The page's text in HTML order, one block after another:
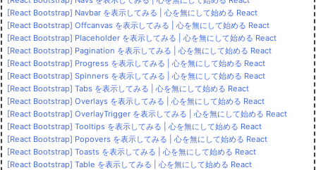
[React Bootstrap] Navbar を表示してみる | 心を無にして始める React
[React Bootstrap] Offcanvas を表示してみる | 心を無にして始める React
[React Bootstrap] Placeholder を表示してみる | 心を無にして始める React
[React Bootstrap] Pagination を表示してみる | 心を無にして始める React
[React Bootstrap] Progress を表示してみる | 心を無にして始める React
[React Bootstrap] Spinners を表示してみる | 心を無にして始める React
[React Bootstrap] Tabs を表示してみる | 心を無にして始める React
[React Bootstrap] Overlays を表示してみる | 心を無にして始める React
[React Bootstrap] OverlayTrigger を表示してみる | 心を無にして始める React
[React Bootstrap] Tooltips を表示してみる | 心を無にして始める React
[React Bootstrap] Popovers を表示してみる | 心を無にして始める React
[React Bootstrap] Toasts を表示してみる | 心を無にして始める React
[React Bootstrap] Table を表示してみる | 心を無にして始める React